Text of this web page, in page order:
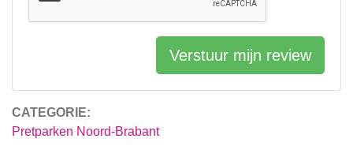
CATEGORIE:
Pretparken Noord-Brabant
Verstuur mijn review